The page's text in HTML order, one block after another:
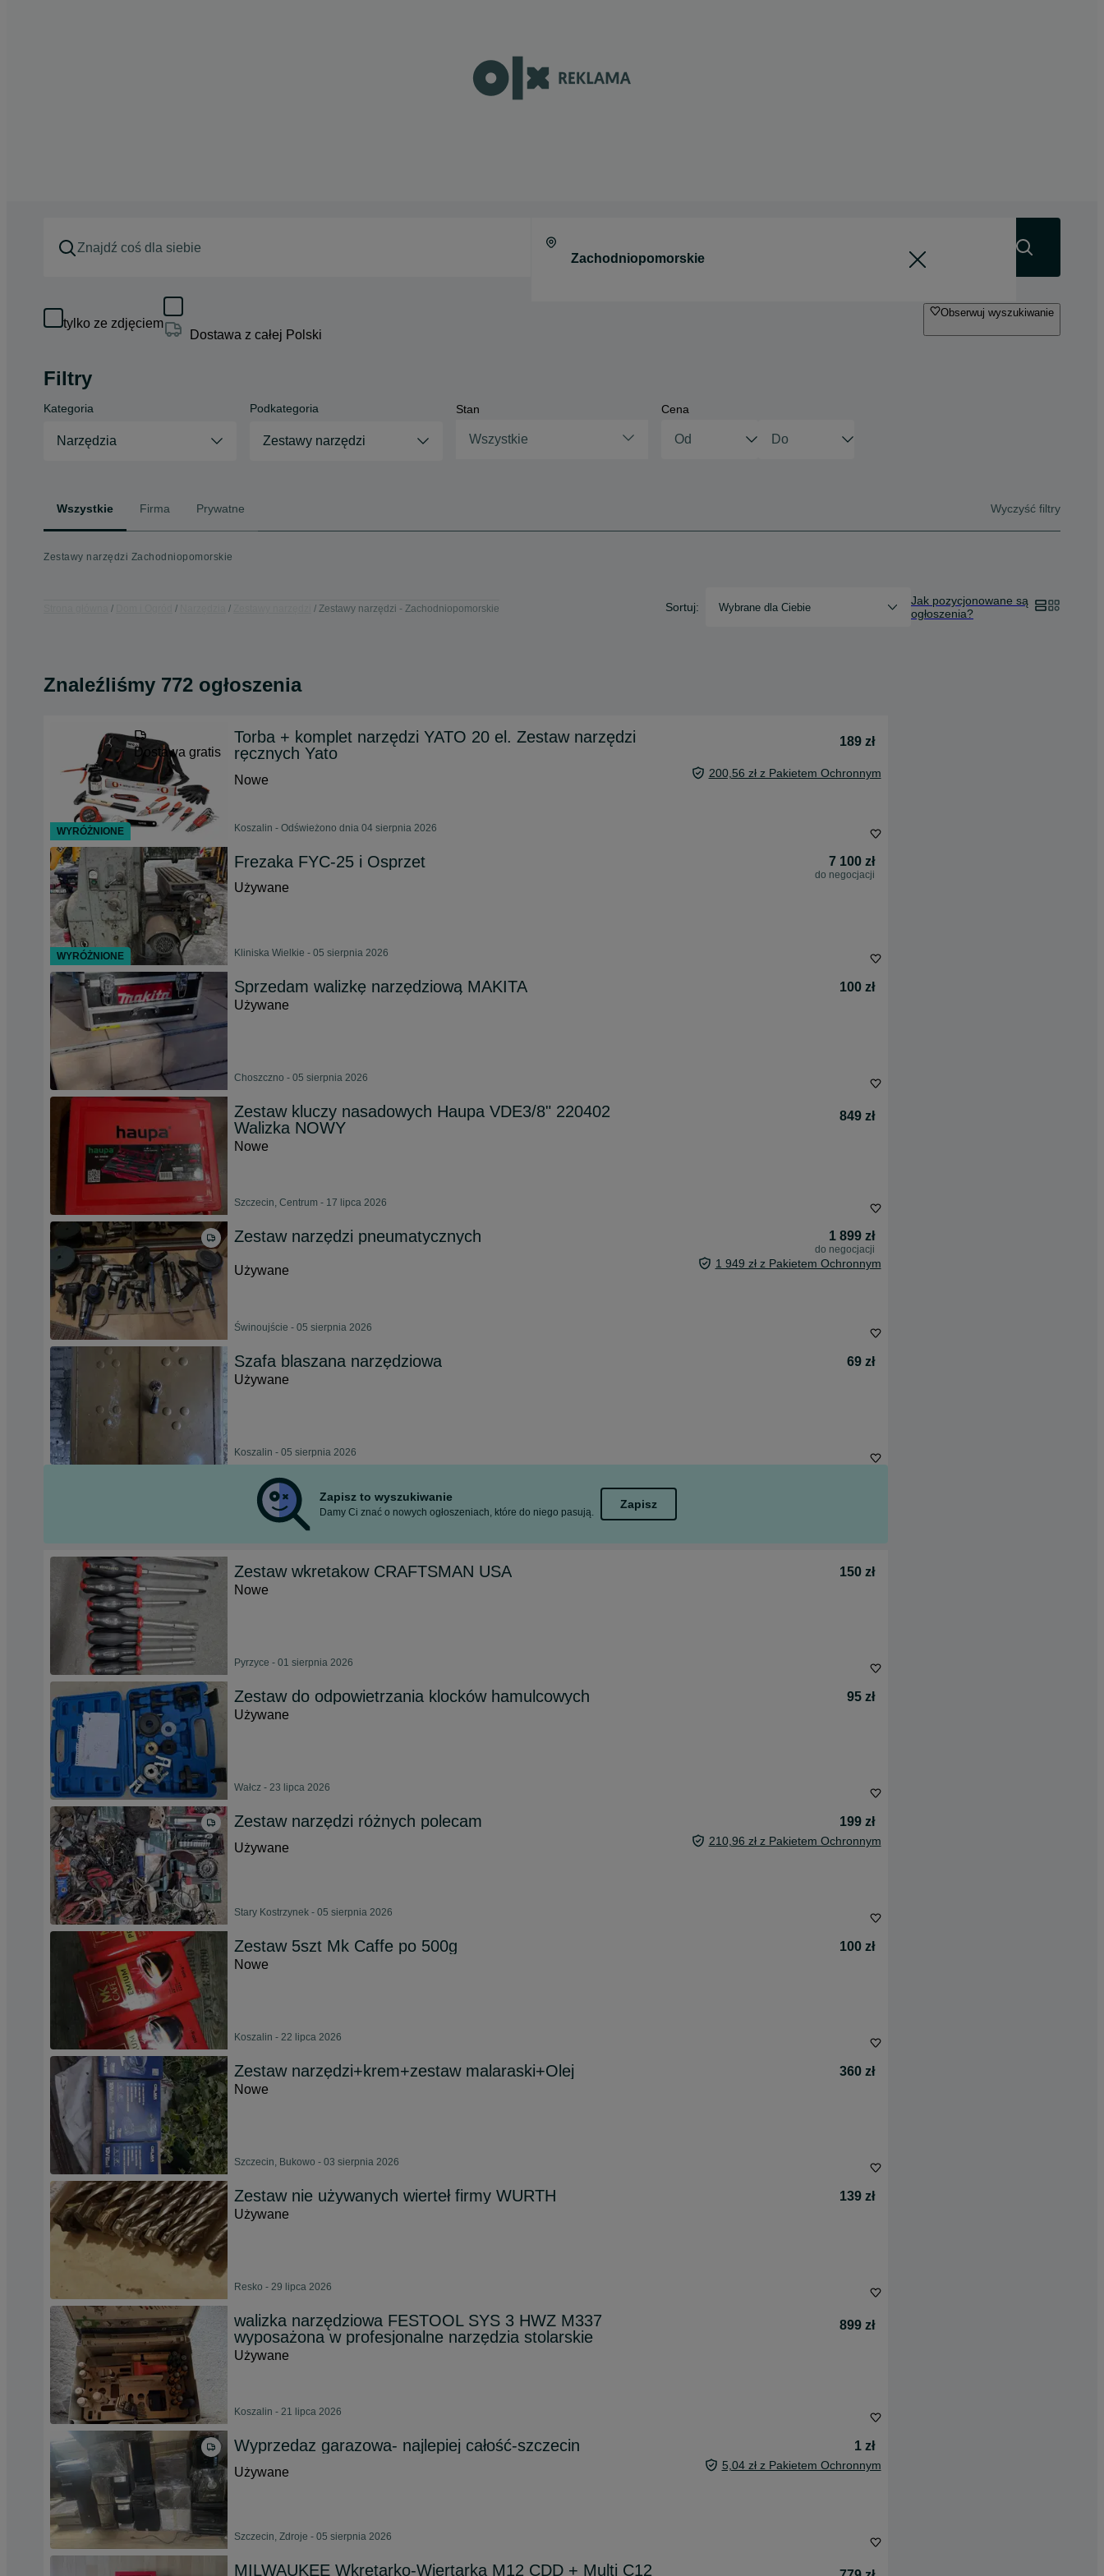
tylko ze zdjęciem
Dostawa z całej Polski
Obserwuj wyszukiwanie
Filtry
Kategoria
Narzędzia
Podkategoria
Zestawy narzędzi
Stan
Wszystkie
Cena
Wszystkie Firma Prywatne Wyczyść filtry
Zestawy narzędzi Zachodniopomorskie
Zestawy narzędzi - Zachodniopomorskie Sortuj: Wybrane dla Ciebie
Jak pozycjonowane są
ogłoszenia?
Znaleźliśmy 772 ogłoszenia
Dostawa gratis
Torba + komplet narzędzi YATO 20 el. Zestaw narzędzi
ręcznych Yato
189 zł
Nowe 200,56 zł z Pakietem Ochronnym
Koszalin - Odświeżono dnia 04 sierpnia 2026
Frezaka FYC-25 i Osprzet 7 100 zł
do negocjacji
Używane
Kliniska Wielkie - 05 sierpnia 2026
Sprzedam walizkę narzędziową MAKITA
100 zł
Używane
Choszczno - 05 sierpnia 2026
Zestaw kluczy nasadowych Haupa VDE3/8" 220402
Walizka NOWY
849 zł
Nowe
Szczecin, Centrum - 17 lipca 2026
Zestaw narzędzi pneumatycznych 1 899 zł
do negocjacji
Używane 1 949 zł z Pakietem Ochronnym
Świnoujście - 05 sierpnia 2026
Szafa blaszana narzędziowa
69 zł
Używane
Koszalin - 05 sierpnia 2026
Zapisz to wyszukiwanie
Damy Ci znać o nowych ogłoszeniach, które do niego pasują.
Zapisz
Zestaw wkretakow CRAFTSMAN USA
150 zł
Nowe
Pyrzyce - 01 sierpnia 2026
Zestaw do odpowietrzania klocków hamulcowych
95 zł
Używane
Wałcz - 23 lipca 2026
Zestaw narzędzi różnych polecam
199 zł
Używane
210,96 zł z Pakietem Ochronnym
Stary Kostrzynek - 05 sierpnia 2026
Zestaw 5szt Mk Caffe po 500g
100 zł
Nowe
Koszalin - 22 lipca 2026
Zestaw narzędzi+krem+zestaw malaraski+Olej
360 zł
Nowe
Szczecin, Bukowo - 03 sierpnia 2026
Zestaw nie używanych wierteł firmy WURTH
139 zł
Używane
Resko - 29 lipca 2026
walizka narzędziowa FESTOOL SYS 3 HWZ M337
wyposażona w profesjonalne narzędzia stolarskie
899 zł
Używane
Koszalin - 21 lipca 2026
Wyprzedaz garazowa- najlepiej całość-szczecin
1 zł
Używane
5,04 zł z Pakietem Ochronnym
Szczecin, Zdroje - 05 sierpnia 2026
MILWAUKEE Wkrętarko-Wiertarka M12 CDD + Multi C12
WYRÓŻNIONE
WYRÓŻNIONE